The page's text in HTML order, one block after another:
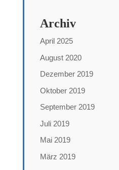
Archiv
April 2025
August 2020
Dezember 2019
Oktober 2019
September 2019
Juli 2019
Mai 2019
März 2019